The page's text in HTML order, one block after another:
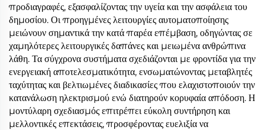
προδιαγραφές, εξασφαλίζοντας την υγεία και την ασφάλεια του
δημοσίου. Οι προηγμένες λειτουργίες αυτοματοποίησης
μειώνουν σημαντικά την κατά παρέα επέμβαση, οδηγώντας σε
χαμηλότερες λειτουργικές δαπάνες και μειωμένα ανθρώπινα
λάθη. Τα σύγχρονα συστήματα σχεδιάζονται με φροντίδα για την
ενεργειακή αποτελεσματικότητα, ενσωματώνοντας μεταβλητές
ταχύτητας και βελτιωμένες διαδικασίες που ελαχιστοποιούν την
κατανάλωση ηλεκτρισμού ενώ διατηρούν κορυφαία απόδοση. Η
μοντύλαρη σχεδιασμός επιτρέπει εύκολη συντήρηση και
μελλοντικές επεκτάσεις, προσφέροντας ευελιξία να